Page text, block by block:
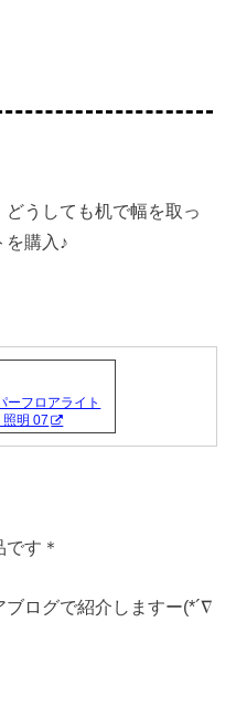
うしても机で幅を取っ
を購入♪
ーフロアライト
明 07
す＊
ログで紹介しますー(*´∇